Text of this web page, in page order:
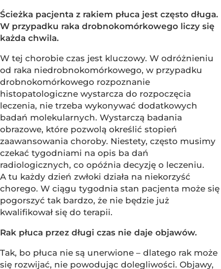
Ścieżka pacjenta z rakiem płuca jest często długa.
W przypadku raka drobnokomórkowego liczy się
każda chwila.
W tej chorobie czas jest kluczowy. W odróżnieniu
od raka niedrobnokomórkowego, w przypadku
drobnokomórkowego rozpoznanie
histopatologiczne wystarcza do rozpoczęcia
leczenia, nie trzeba wykonywać dodatkowych
badań molekularnych. Wystarczą badania
obrazowe, które pozwolą określić stopień
zaawansowania choroby. Niestety, często musimy
czekać tygodniami na opis ba dań
radiologicznych, co opóźnia decyzję o leczeniu.
A tu każdy dzień zwłoki działa na niekorzyść
chorego. W ciągu tygodnia stan pacjenta może się
pogorszyć tak bardzo, że nie będzie już
kwalifikował się do terapii.
Rak płuca przez długi czas nie daje objawów.
Tak, bo płuca nie są unerwione – dlatego rak może
się rozwijać, nie powodując dolegliwości. Objawy,